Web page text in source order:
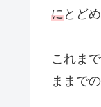
にとど
これま
ままで